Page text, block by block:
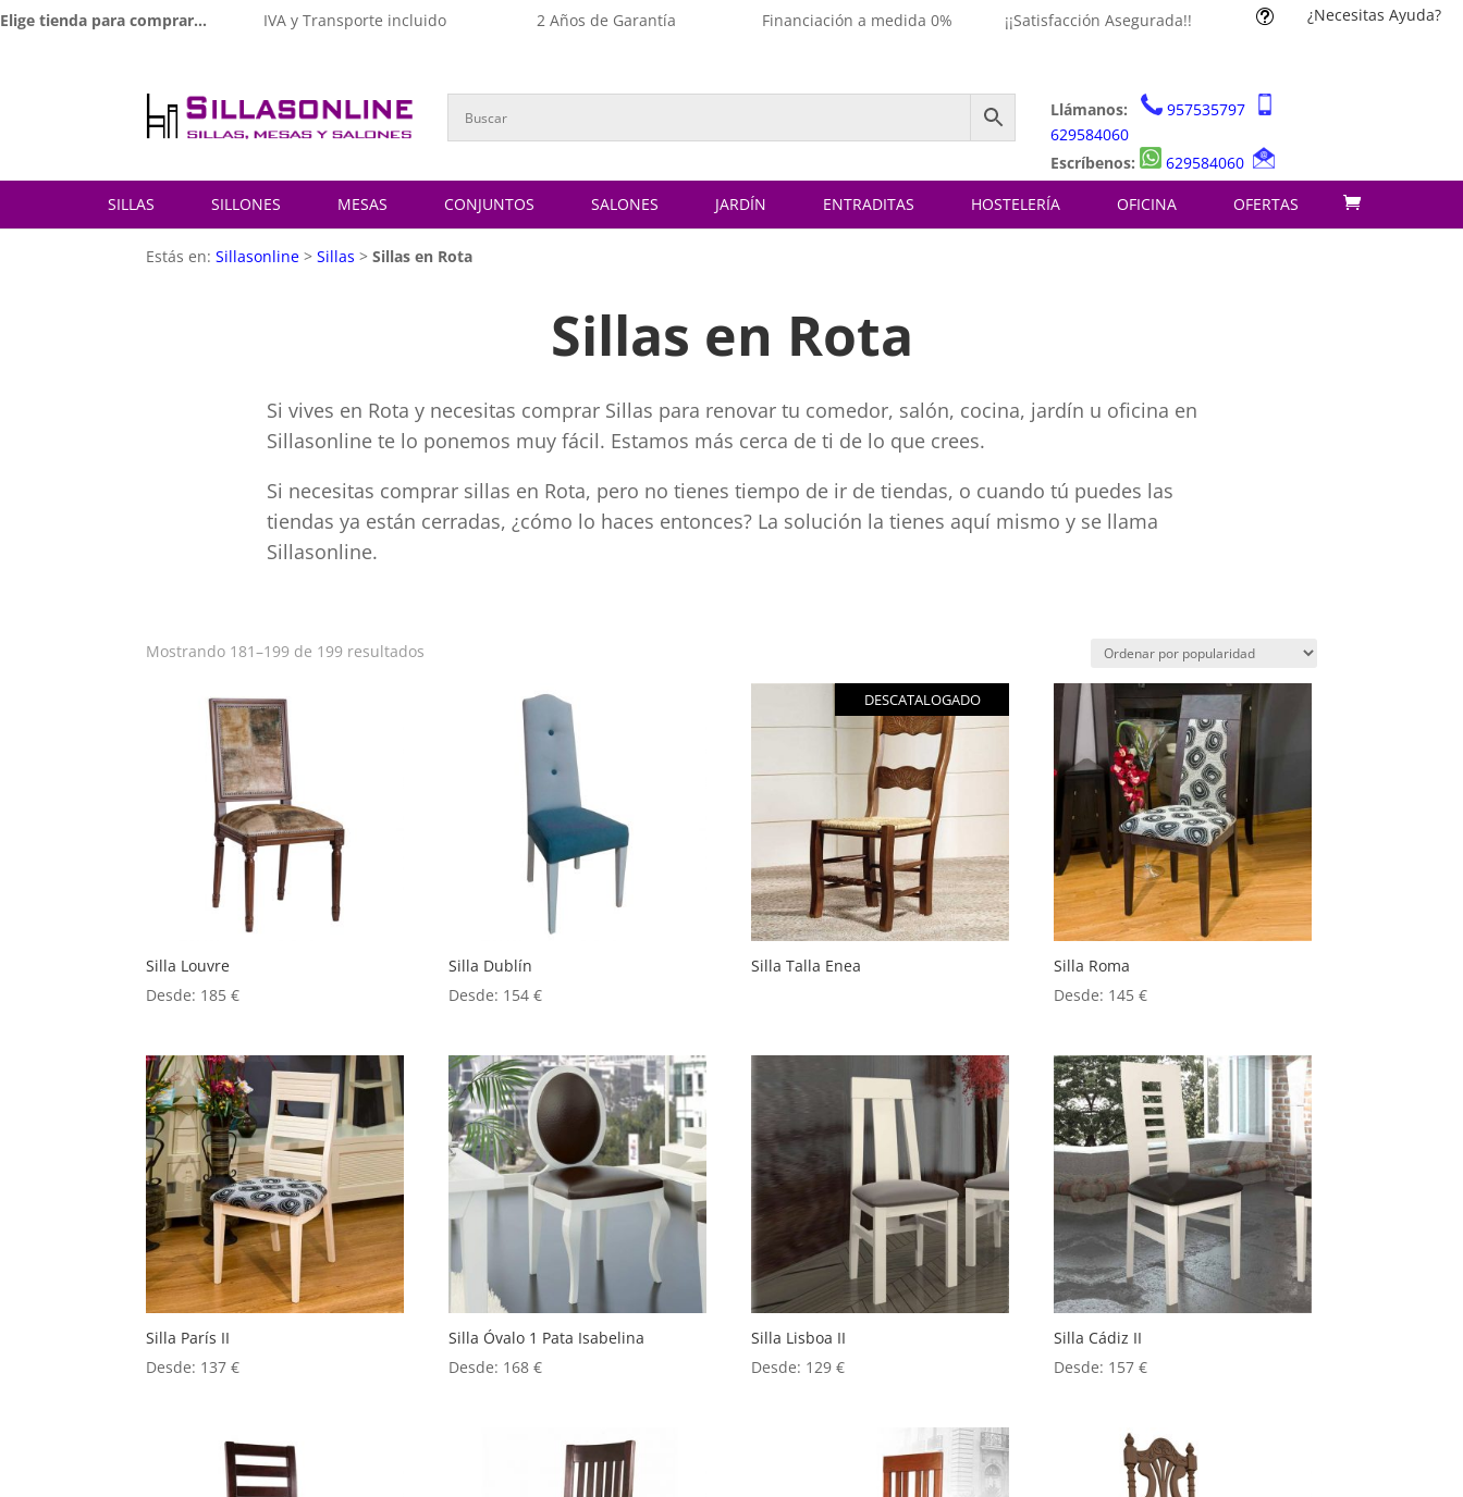
Elige tienda para comprar... IVA y Transporte incluido 2 Años de Garantía Financiación a medida 0% ¡¡Satisfacción Asegurada!! t ¿Necesitas Ayuda?
Llámanos:
957535797
629584060
Escríbenos:
629584060
SILLAS SILLONES MESAS CONJUNTOS SALONES JARDÍN ENTRADITAS HOSTELERÍA OFICINA OFERTAS
Estás en:Sillasonline >Sillas >Sillas en Rota
Sillas en Rota
Si vives en Rota y necesitas comprar Sillas para renovar tu comedor, salón, cocina, jardín u oficina en
Sillasonline te lo ponemos muy fácil. Estamos más cerca de ti de lo que crees.
Si necesitas comprar sillas en Rota, pero no tienes tiempo de ir de tiendas, o cuando tú puedes las
tiendas ya están cerradas, ¿cómo lo haces entonces? La solución la tienes aquí mismo y se llama
Sillasonline.
Mostrando 181–199 de 199 resultados
Silla Louvre
Desde: 185€
Silla Dublín
Desde: 154€
DESCATALOGADO
Silla Talla Enea
Silla Roma
Desde: 145€
Silla París II
Desde: 137€
Silla Óvalo 1 Pata Isabelina
Desde: 168€
Silla Lisboa II
Desde: 129€
Silla Cádiz II
Desde: 157€